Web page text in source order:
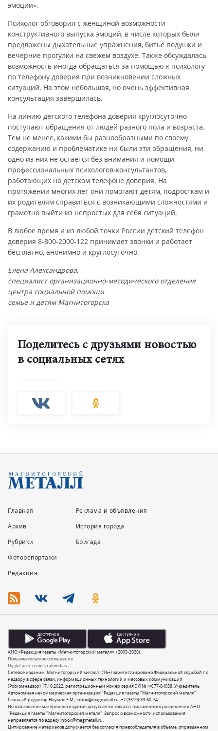
эмоции».
Психолог обговорил с женщиной возможности
конструктивного выпуска эмоций, в числе которых были
предложены дыхательные упражнения, битьё подушки и
вечерние прогулки на свежем воздухе. Также обсуждалась
возможность иногда обращаться за помощью к психологу
по телефону доверия при возникновении сложных
ситуаций. На этом небольшая, но очень эффективная
консультация завершилась.
На линию детского телефона доверия круглосуточно
поступают обращения от людей разного пола и возраста.
Тем не менее, какими бы разнообразными по своему
содержанию и проблематике ни были эти обращения, ни
одно из них не остаётся без внимания и помощи
профессиональных психологов-консультантов,
работающих на детском телефоне доверия. На
протяжении многих лет они помогают детям, подросткам и
их родителям справиться с возникающими сложностями и
грамотно выйти из непростых для себя ситуаций.
В любое время и из любой точки России детский телефон
доверия 8-800-2000-122 принимает звонки и работает
бесплатно, анонимно и круглосуточно.
Елена Александрова,
специалист организационно-методического отделения
центра социальной помощи
семье и детям Магнитогорска
Поделитесь с друзьями новостью
в социальных сетях
Главная
Архив
Рубрики
Фоторепортажи
Редакция
Реклама и объявления
История города
Бригада
Сетевое издание "Магнитогорский металл" (16+) зарегистрировано Федеральной службой по
надзору в сфере связи, информационных технологий и массовых коммуникаций
(Роскомнадзор) 17.10.2022, регистрационный номер серия ЭЛ № ФС77-84058. Учредитель
Автономная некоммерческая организация "Редакция газеты "Магнитогорский металл".
Главный редактор Наумов Е.М.,inbox@magmetall.ru,+7 (3519) 39-60-74
Использование материалов издания допускается только с письменного разрешения АНО
"Редакция газеты "Магнитогорский металл". Запрос о возможности использования
направляется по адресуinbox@magmetall.ru.
Цитирование материалов допускается без согласия правообладателя в объеме, оправданном
Пользовательское соглашение
Digital-агентство Uralmedias
АНО «Редакция газеты «Магнитогорский металл». (2005-2026).